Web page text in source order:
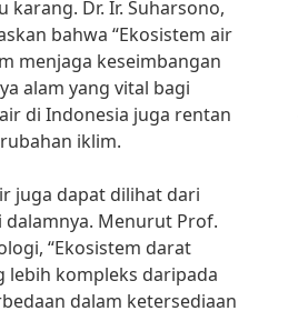
Dr. Ir. Suharsono,
bahwa “Ekosistem air
menjaga keseimbangan
alam yang vital bagi
di Indonesia juga rentan
iklim.
juga dapat dilihat dari
Menurut Prof.
“Ekosistem darat
lebih kompleks daripada
dalam ketersediaan